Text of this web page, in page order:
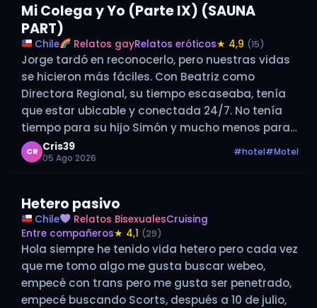
Mi Colega y Yo (Parte IX) (SAUNA
PART)
Chile Relatos gayRelatos eróticos★ 4,9 (15)
Jorge tardó en reconocerlo, pero nuestras vidas
se hicieron más fáciles. Con Beatriz como
Directora Regional, su tiempo escaseaba, tenía
que estar ubicable y conectada 24/7. No tenía
tiempo para su hijo Simón y mucho menos para
ponerse en mi camino o reavivar antiguos
rencores con su ex. Nuestra vida…
CR Cris39
05 Ago 2026
#hotel#Motel
Hetero pasivo
Chile Relatos BisexualesCruising
Entre compañeros★ 4,1 (29)
Hola siempre he tenido vida hetero pero cada vez
que me tomo algo me gusta buscar webeo,
empecé con trans pero me gusta ser penetrado,
empecé buscando Scorts, después a 10 de julio,